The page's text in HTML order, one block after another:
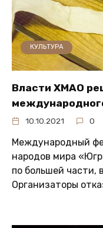
КУЛЬТУРА
Власти ХМАО
10.10.2021 0
Международный
народов мира
по большей части,
Организаторы